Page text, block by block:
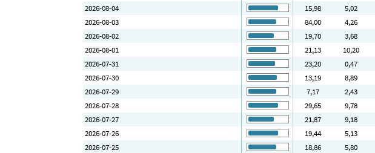
2026-08-04
15,98 5,02
2026-08-03
84,00 4,26
2026-08-02
19,70 3,68
2026-08-01
21,13 10,20
2026-07-31
23,20 0,47
2026-07-30
13,19 8,89
2026-07-29
7,17 2,43
2026-07-28
29,65 9,78
2026-07-27
21,87 9,18
2026-07-26
19,44 5,13
2026-07-25
18,86 5,80